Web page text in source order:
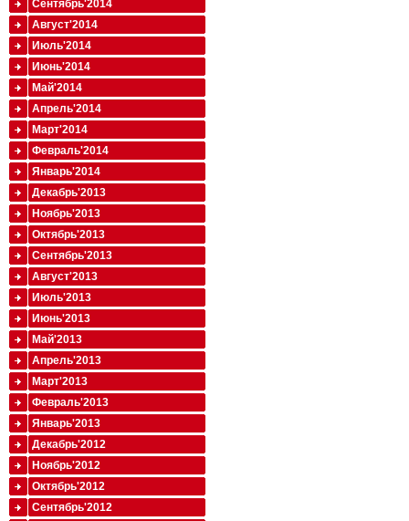
Сентябрь'2014
Август'2014
Июль'2014
Июнь'2014
Май'2014
Апрель'2014
Март'2014
Февраль'2014
Январь'2014
Декабрь'2013
Ноябрь'2013
Октябрь'2013
Сентябрь'2013
Август'2013
Июль'2013
Июнь'2013
Май'2013
Апрель'2013
Март'2013
Февраль'2013
Январь'2013
Декабрь'2012
Ноябрь'2012
Октябрь'2012
Сентябрь'2012